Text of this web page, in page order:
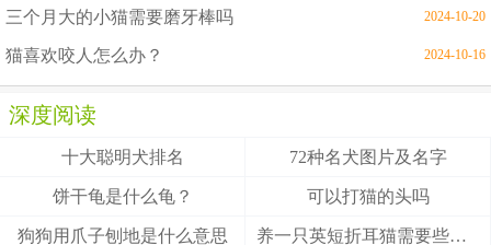
三个月大的小猫需要磨牙棒吗 2024-10-20
猫喜欢咬人怎么办？ 2024-10-16
深度阅读
十大聪明犬排名 72种名犬图片及名字
饼干龟是什么龟？ 可以打猫的头吗
狗狗用爪子刨地是什么意思 养一只英短折耳猫需要些什么